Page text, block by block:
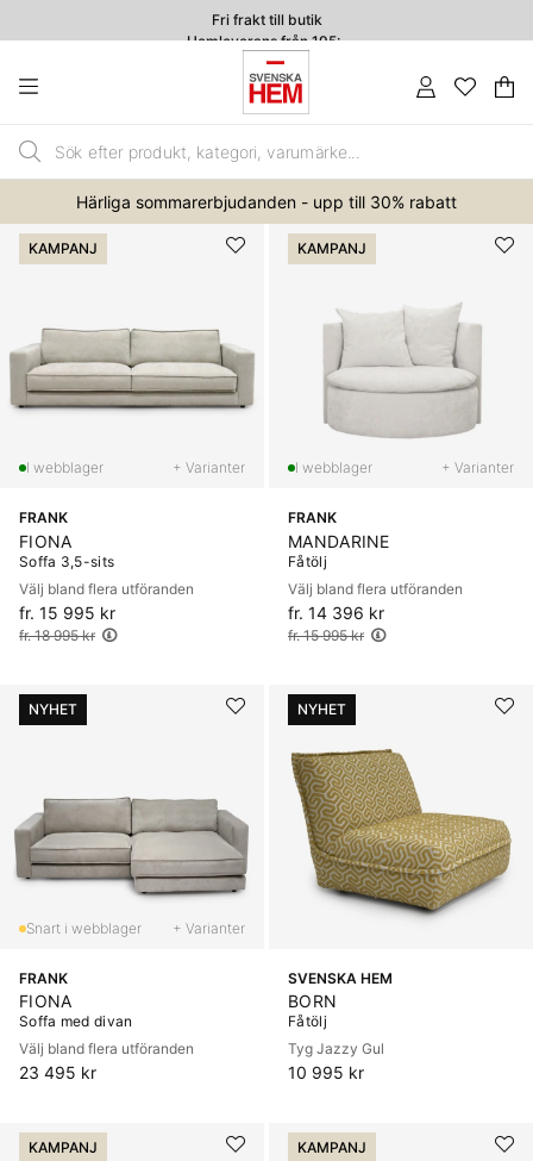
Fri frakt till butik
Hemleverans från 195:-
.
Härliga sommarerbjudanden - upp till 30% rabatt
KAMPANJ
+ Varianter
FRANK
FIONA
Soffa 3,5-sits
Välj bland flera utföranden
fr. 15 995 kr
Ordinarie pris:
fr. 18 995 kr
KAMPANJ
+ Varianter
FRANK
MANDARINE
Fåtölj
Välj bland flera utföranden
fr. 14 396 kr
Ordinarie pris:
fr. 15 995 kr
NYHET
+ Varianter
FRANK
FIONA
Soffa med divan
Välj bland flera utföranden
23 495 kr
NYHET
SVENSKA HEM
BORN
Fåtölj
Tyg Jazzy Gul
10 995 kr
KAMPANJ KAMPANJ